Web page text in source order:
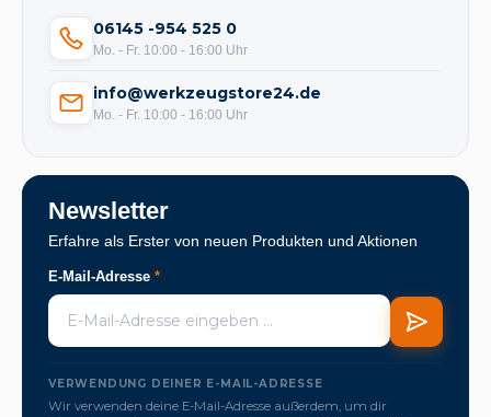
06145 -954 525 0
Mo. - Fr. 10:00 - 16:00 Uhr
info@werkzeugstore24.de
Mo. - Fr. 10:00 - 16:00 Uhr
Newsletter
Erfahre als Erster von neuen Produkten und Aktionen
E-Mail-Adresse *
VERWENDUNG DEINER E-MAIL-ADRESSE
Wir verwenden deine E-Mail-Adresse außerdem, um dir